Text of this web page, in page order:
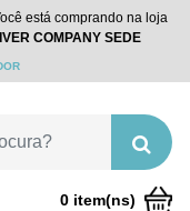
está comprando na loja
COMPANY SEDE
0 item(ns)